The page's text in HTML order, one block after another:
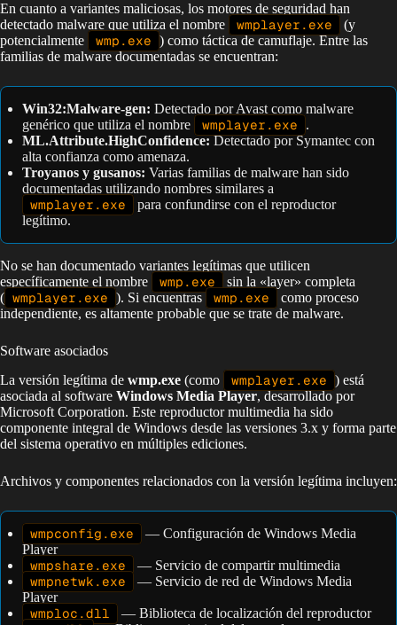
En cuanto a variantes maliciosas, los motores de seguridad han
detectado malware que utiliza el nombre
wmplayer.exe
(y
potencialmente
wmp.exe ) como táctica de camuflaje. Entre las
familias de malware documentadas se encuentran:
Win32:Malware-gen: Detectado por Avast como malware
genérico que utiliza el nombre
wmplayer.exe
.
ML.Attribute.HighConfidence:Detectado por Symantec con
alta confianza como amenaza.
Troyanos y gusanos: Varias familias de malware han sido
documentadas utilizando nombres similares a
wmplayer.exe
para confundirse con el reproductor
legítimo.
No se han documentado variantes legítimas que utilicen
específicamente el nombre
wmp.exe
sin la «layer» completa
( wmplayer.exe ). Si encuentras wmp.exe
como proceso
independiente, es altamente probable que se trate de malware.
Software asociados
La versión legítima de wmp.exe (como wmplayer.exe ) está
asociada al software Windows Media Player, desarrollado por
Microsoft Corporation. Este reproductor multimedia ha sido
componente integral de Windows desde las versiones 3.x y forma parte
del sistema operativo en múltiples ediciones.
Archivos y componentes relacionados con la versión legítima incluyen:
wmpconfig.exe
— Configuración de Windows Media
Player
wmpshare.exe — Servicio de compartir multimedia
wmpnetwk.exe
— Servicio de red de Windows Media
Player
wmploc.dll — Biblioteca de localización del reproductor